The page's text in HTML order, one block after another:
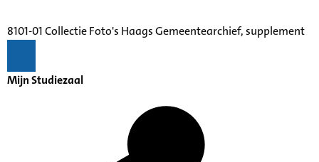
8101-01 Collectie Foto's Haags Gemeentearchief, supplement
Mijn Studiezaal